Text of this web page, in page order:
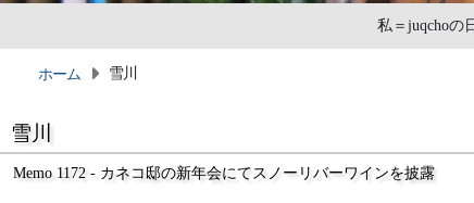
私＝juqchoの
ホーム 雪川
雪川
Memo 1172 - カネコ邸の新年会にてスノーリバーワインを披露